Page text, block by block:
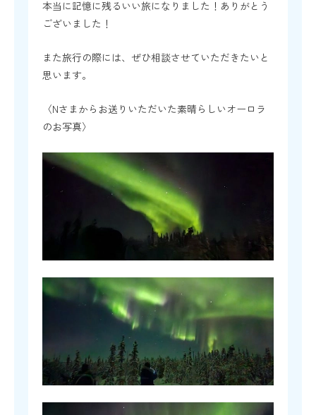
本当に記憶に残るいい旅になりました！ありがとう
ございました！
また旅行の際には、ぜひ相談させていただきたいと
思います。
〈Nさまからお送りいただいた素晴らしいオーロラ
のお写真〉